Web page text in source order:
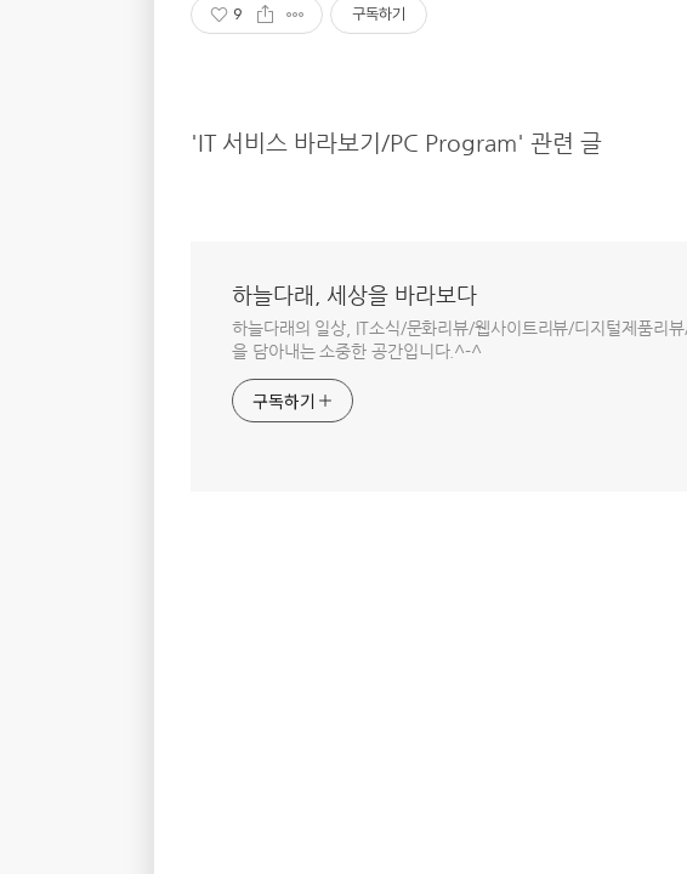
9 구독하기
'IT 서비스 바라보기/PC Program' 관련 글
하늘다래, 세상을 바라보다
하늘다래의 일상, IT소식/문화리뷰/웹사이트리뷰/디지털제품리
을 담아내는 소중한 공간입니다.^-^
구독하기